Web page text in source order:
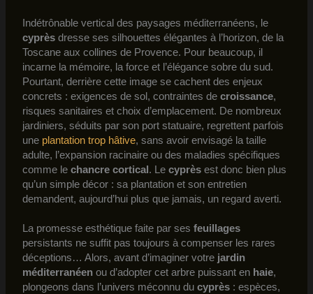
Indétrônable vertical des paysages méditerranéens, le
cyprèsdresse ses silhouettes élégantes à l’horizon, de la
Toscane aux collines de Provence. Pour beaucoup, il
incarne la mémoire, la force et l’élégance sobre du sud.
Pourtant, derrière cette image se cachent des enjeux
concrets : exigences de sol, contraintes de croissance,
risques sanitaires et choix d’emplacement. De nombreux
jardiniers, séduits par son port statuaire, regrettent parfois
une plantation trop hâtive, sans avoir envisagé la taille
adulte, l’expansion racinaire ou des maladies spécifiques
comme le chancre cortical . Le cyprèsest donc bien plus
qu’un simple décor : sa plantation et son entretien
demandent, aujourd’hui plus que jamais, un regard averti.
La promesse esthétique faite par ses feuillages
persistants ne suffit pas toujours à compenser les rares
déceptions… Alors, avant d’imaginer votre jardin
méditerranéenou d’adopter cet arbre puissant en haie,
plongeons dans l’univers méconnu du cyprès: espèces,